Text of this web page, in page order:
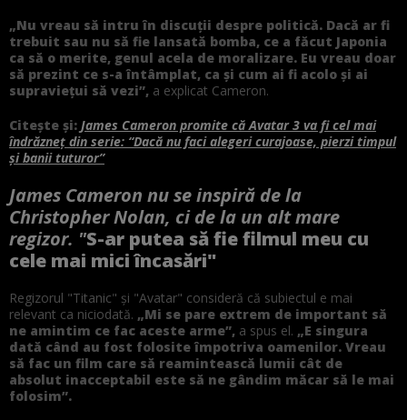
„Nu vreau să intru în discuții despre politică. Dacă ar fi
trebuit sau nu să fie lansată bomba, ce a făcut Japonia
ca să o merite, genul acela de moralizare. Eu vreau doar
să prezint ce s-a întâmplat, ca și cum ai fi acolo și ai
supraviețui să vezi”, a explicat Cameron.
Citește și: James Cameron promite că Avatar 3 va fi cel mai
îndrăzneț din serie: “Dacă nu faci alegeri curajoase, pierzi timpul
și banii tuturor”
James Cameron nu se inspiră de la
Christopher Nolan, ci de la un alt mare
regizor. "S-ar putea să fie filmul meu cu
cele mai mici încasări"
Regizorul "Titanic" și "Avatar" consideră că subiectul e mai
relevant ca niciodată. „Mi se pare extrem de important să
ne amintim ce fac aceste arme”, a spus el. „E singura
dată când au fost folosite împotriva oamenilor. Vreau
să fac un film care să reamintească lumii cât de
absolut inacceptabil este să ne gândim măcar să le mai
folosim”.